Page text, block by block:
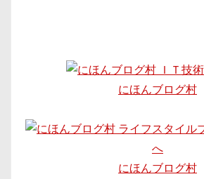
にほんブログ村
にほんブログ村